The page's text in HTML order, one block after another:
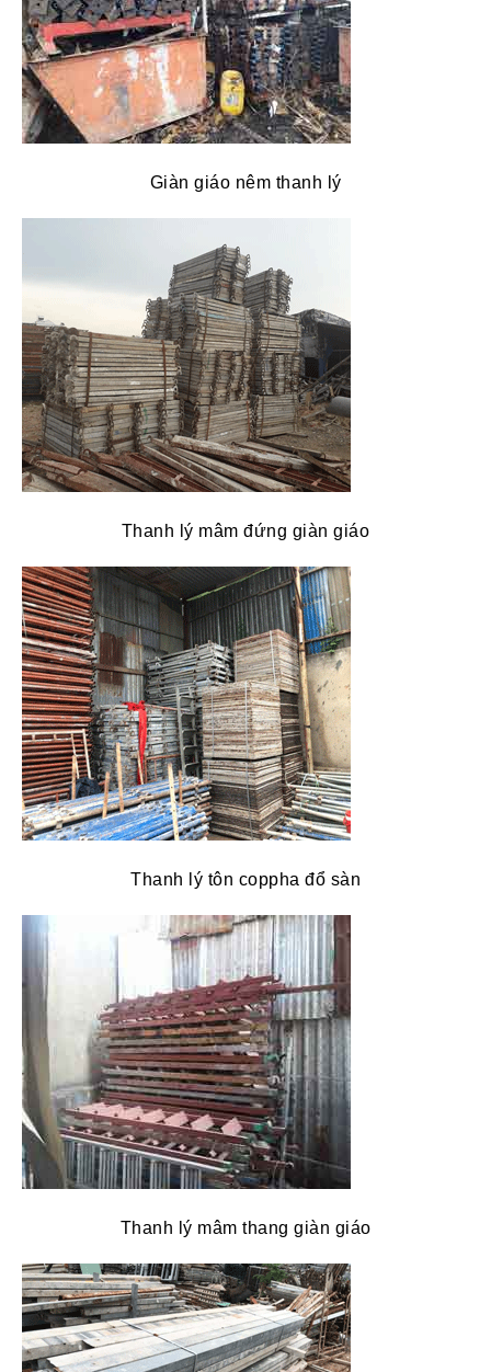
Giàn giáo nêm thanh lý
Thanh lý mâm đứng giàn giáo
Thanh lý tôn coppha đổ sàn
Thanh lý mâm thang giàn giáo